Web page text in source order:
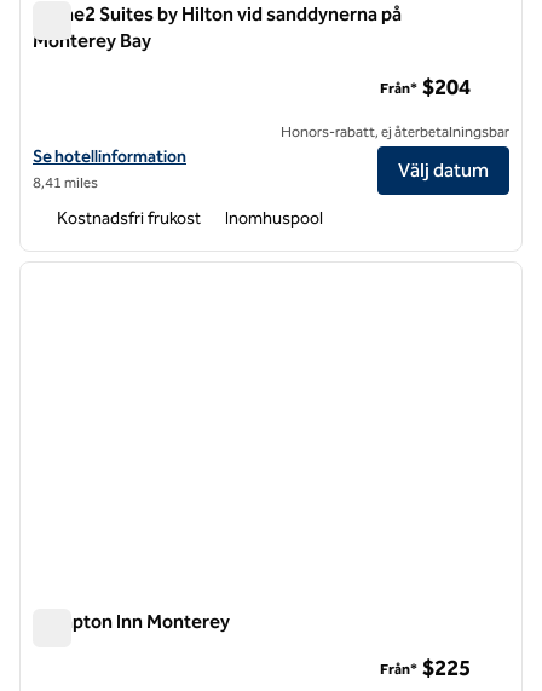
Home2 Suites by Hilton vid sanddynerna på
Monterey Bay
Visa hotelluppgifter för Home2 Suites by Hilton vid sanddynerna på
Se hotellinformation
8,41 miles
Från* $204
Honors-rabatt, ej återbetalningsbar
Välj datum
Kostnadsfri frukost Inomhuspool
1 av 12
nästa
Hampton Inn Monterey
Från* $225